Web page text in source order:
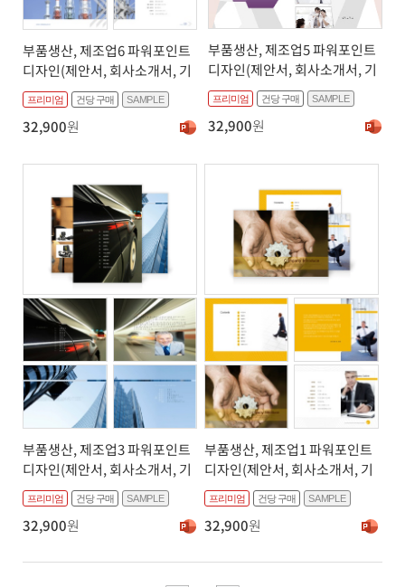
부품생산, 제조업6 파워포인트
디자인(제안서, 회사소개서, 기
획서, 브로슈어, 상품소개서 디
자인)
프리미엄 건당 구매 SAMPLE
32,900원
부품생산, 제조업5 파워포인트
디자인(제안서, 회사소개서, 기
획서, 브로슈어, 상품소개서 디
자인)
프리미엄 건당 구매 SAMPLE
32,900원
부품생산, 제조업3 파워포인트
디자인(제안서, 회사소개서, 기
획서, 브로슈어, 상품소개서 디
자인)
프리미엄 건당 구매 SAMPLE
32,900원
부품생산, 제조업1 파워포인트
디자인(제안서, 회사소개서, 기
획서, 브로슈어, 상품소개서 디
자인)
프리미엄 건당 구매 SAMPLE
32,900원